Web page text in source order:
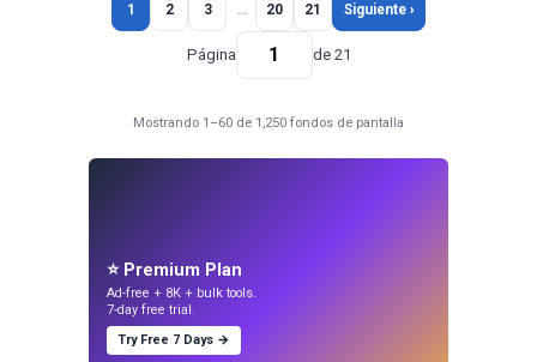
1 2 3 … 20 21 Siguiente ›
Página de 21
Mostrando 1–60 de 1,250 fondos de pantalla
⭐ Premium Plan
Ad-free + 8K + bulk tools.
7-day free trial.
Try Free 7 Days →